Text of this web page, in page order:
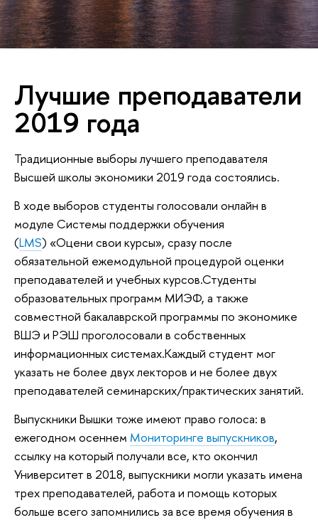
Лучшие преподаватели
2019 года
Традиционные выборы лучшего преподавателя
Высшей школы экономики 2019 года состоялись.
В ходе выборов студенты голосовали онлайн в
модуле Системы поддержки обучения
(LMS) «Оцени свои курсы», сразу после
обязательной ежемодульной процедурой оценки
преподавателей и учебных курсов.Студенты
образовательных программ МИЭФ, а также
совместной бакалаврской программы по экономике
ВШЭ и РЭШ проголосовали в собственных
информационных системах.Каждый студент мог
указать не более двух лекторов и не более двух
преподавателей семинарских/практических занятий.
Выпускники Вышки тоже имеют право голоса: в
ежегодном осеннем Мониторинге выпускников,
ссылку на который получали все, кто окончил
Университет в 2018, выпускники могли указать имена
трех преподавателей, работа и помощь которых
больше всего запомнились за все время обучения в